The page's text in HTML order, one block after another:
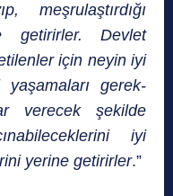
meşrulaştırdığı
getirirler. Devlet
için neyin iyi
yaşamaları gerek­
verecek şekilde
iyi
yerine getirirler.”